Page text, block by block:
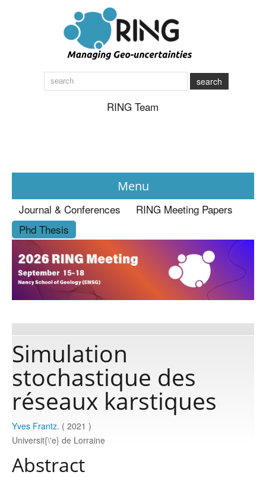
search
RING Team
Menu
News
About
Publications
Software
Data
Consortium
Work with us
Journal & Conferences
RING Meeting Papers
Phd Thesis
Simulation
stochastique des
réseaux karstiques
Yves Frantz. ( 2021 )
Universit{\'e} de Lorraine
Abstract